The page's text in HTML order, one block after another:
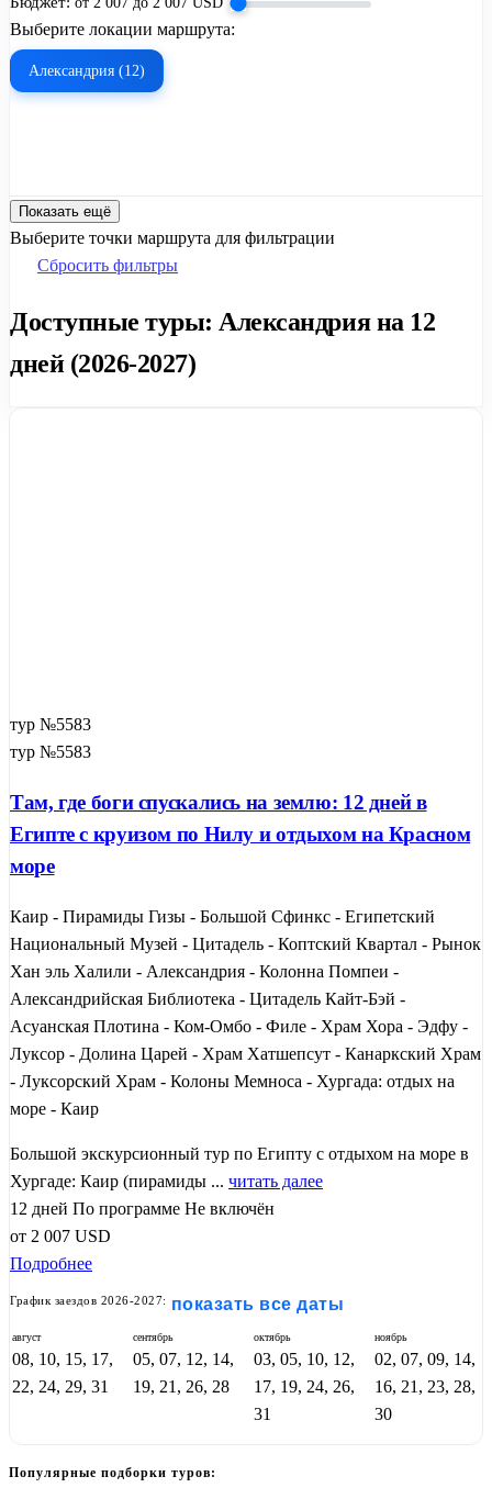
Выберите локации маршрута:
Александрия (12)
Показать ещё
Выберите точки маршрута для фильтрации
Сбросить фильтры
Доступные туры: Александрия на 12
дней (2026-2027)
тур №5583
тур №5583
Там, где боги спускались на землю: 12 дней в
Египте с круизом по Нилу и отдыхом на Красном
море
Каир - Пирамиды Гизы - Большой Сфинкс - Египетский
Национальный Музей - Цитадель - Коптский Квартал - Рынок
Хан эль Халили - Александрия - Колонна Помпеи -
Александрийская Библиотека - Цитадель Кайт-Бэй -
Асуанская Плотина - Ком-Омбо - Филе - Храм Хора - Эдфу -
Луксор - Долина Царей - Храм Хатшепсут - Канаркский Храм
- Луксорский Храм - Колоны Мемноса - Хургада: отдых на
море - Каир
Большой экскурсионный тур по Египту с отдыхом на море в
Хургаде: Каир (пирамиды ... читать далее
12 дней По программе Не включён
от 2 007 USD
Подробнее
График заездов 2026-2027: показать все даты
август
08, 10, 15, 17,
22, 24, 29, 31
сентябрь
05, 07, 12, 14,
19, 21, 26, 28
октябрь
03, 05, 10, 12,
17, 19, 24, 26,
31
ноябрь
02, 07, 09, 14,
16, 21, 23, 28,
30
Популярные подборки туров: